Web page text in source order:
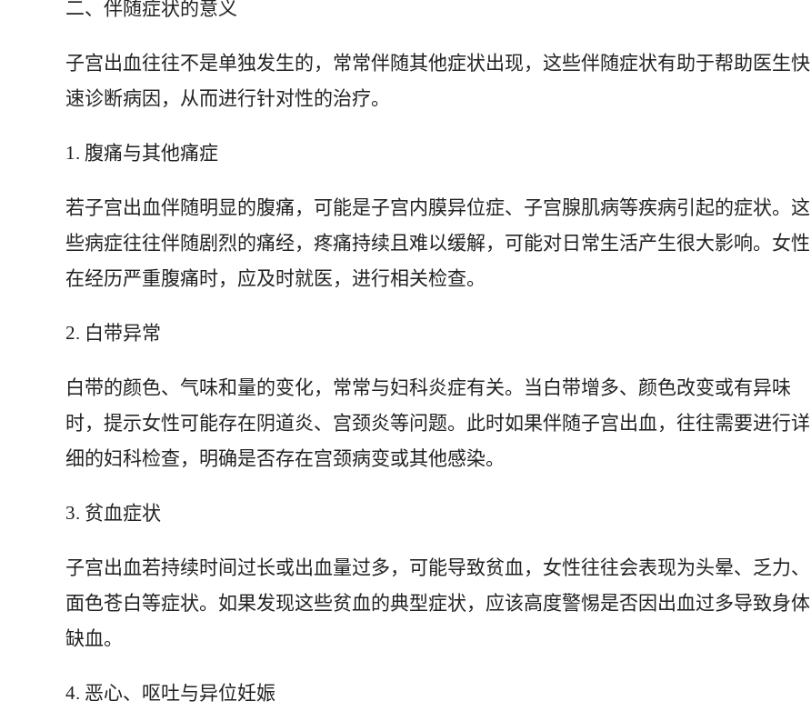
二、伴随症状的意义
子宫出血往往不是单独发生的，常常伴随其他症状出现，这些伴随症状有助于帮助医生快
速诊断病因，从而进行针对性的治疗。
1. 腹痛与其他痛症
若子宫出血伴随明显的腹痛，可能是子宫内膜异位症、子宫腺肌病等疾病引起的症状。这
些病症往往伴随剧烈的痛经，疼痛持续且难以缓解，可能对日常生活产生很大影响。女性
在经历严重腹痛时，应及时就医，进行相关检查。
2. 白带异常
白带的颜色、气味和量的变化，常常与妇科炎症有关。当白带增多、颜色改变或有异味
时，提示女性可能存在阴道炎、宫颈炎等问题。此时如果伴随子宫出血，往往需要进行详
细的妇科检查，明确是否存在宫颈病变或其他感染。
3. 贫血症状
子宫出血若持续时间过长或出血量过多，可能导致贫血，女性往往会表现为头晕、乏力、
面色苍白等症状。如果发现这些贫血的典型症状，应该高度警惕是否因出血过多导致身体
缺血。
4. 恶心、呕吐与异位妊娠